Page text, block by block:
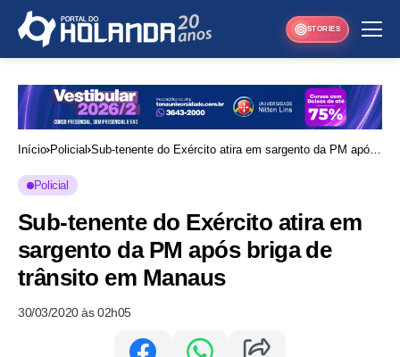
STORIES
Início Policial Sub-tenente do Exército atira em sargento da PM após
Policial
Sub-tenente do Exército atira em
sargento da PM após briga de
trânsito em Manaus
30/03/2020 às 02h05